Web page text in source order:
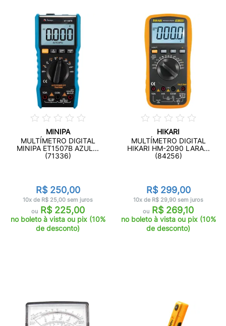
MINIPA
MULTÍMETRO DIGITAL
MINIPA ET1507B AZUL...
(71336)
R$ 250,00
10x de R$ 25,00 sem juros
ouR$ 225,00
no boleto à vista ou pix (10%
de desconto)
HIKARI
MULTÍMETRO DIGITAL
HIKARI HM-2090 LARA...
(84256)
R$ 299,00
10x de R$ 29,90 sem juros
ou R$ 269,10
no boleto à vista ou pix (10%
de desconto)